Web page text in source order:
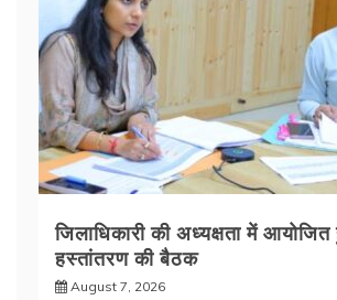
जिलाधिकारी की अध्यक्षता में
हस्तांतरण की बैठक
August 7, 2026